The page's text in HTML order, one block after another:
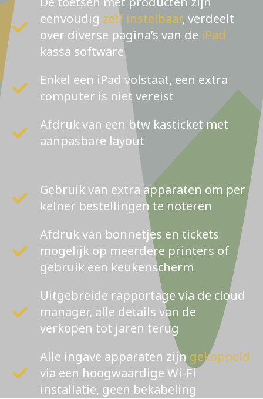
eenvoudig zelf instelbaar, verdeelt
over diverse pagina’s van de iPad
kassa software
Enkel een iPad volstaat, een extra
computer is niet vereist
Afdruk van een btw kasticket met
aanpasbare layout
Gebruik van extra apparaten om per
kelner bestellingen te noteren
Afdruk van bonnetjes en tickets
mogelijk op meerdere printers of
gebruik een keukenscherm
Uitgebreide rapportage via de cloud
manager, alle details van de
verkopen tot jaren terug
Alle ingave apparaten zijn gekoppeld
via een hoogwaardige Wi-Fi
installatie, geen bekabeling